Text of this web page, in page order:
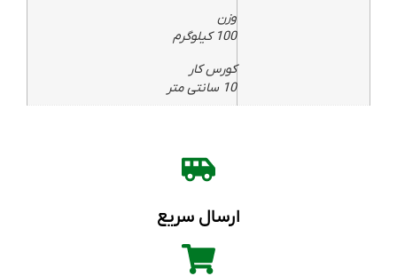
وزن
100 کیلوگرم
کورس کار
10 سانتی متر
ارسال سریع